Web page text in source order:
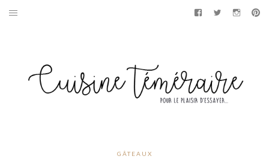
Aller
Facebook
Twitter
GÂTEAUX